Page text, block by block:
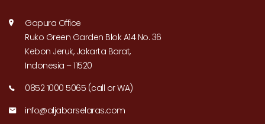
Gapura Office
Ruko Green Garden Blok A14 No. 36
Kebon Jeruk, Jakarta Barat,
Indonesia – 11520
0852 1000 5065 (call or WA)
info@aljabarselaras.com